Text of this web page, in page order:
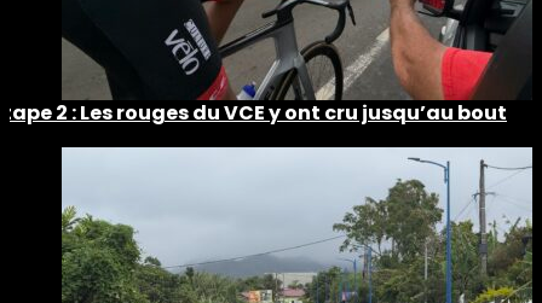
2 : Les rouges du VCE y ont cru jusqu’au bout